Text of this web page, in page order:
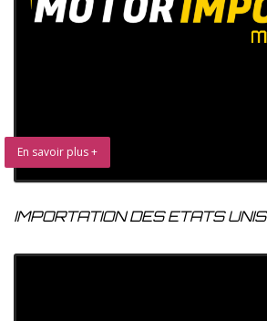
En savoir plus +
IMPORTATION DES ETATS UNIS